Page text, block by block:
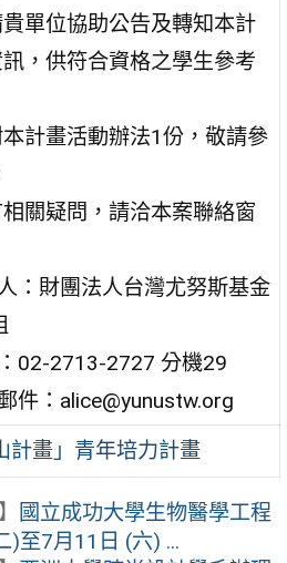
單位協助公告及轉知本計
，供符合資格之學生參考
計畫活動辦法1份，敬請參
關疑問，請洽本案聯絡窗
：財團法人台灣尤努斯基金
02-2713-2727 分機29
件：alice@yunustw.org
計畫」青年培力計畫
國立成功大學生物醫學工程
)至7月11日 (六) ...